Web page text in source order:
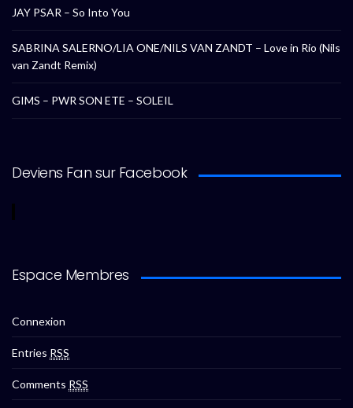
JAY PSAR – So Into You
SABRINA SALERNO/LIA ONE/NILS VAN ZANDT – Love in Rio (Nils
van Zandt Remix)
GIMS – PWR SON ETE – SOLEIL
Deviens Fan sur Facebook
Espace Membres
Connexion
Entries RSS
Comments RSS